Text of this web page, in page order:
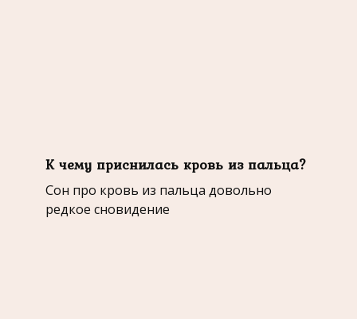
К чему приснилась кровь из пальца?
Сон про кровь из пальца довольно
редкое сновидение